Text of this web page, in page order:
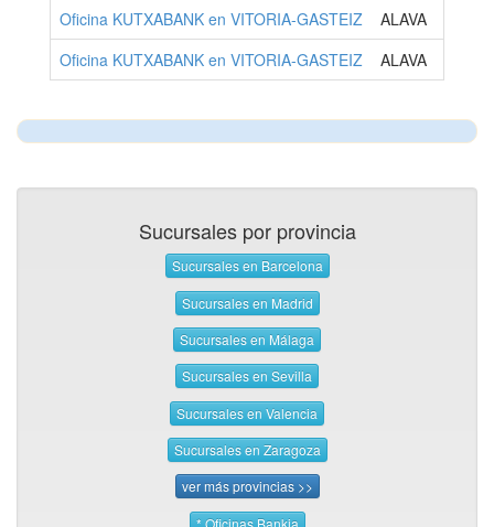
Oficina KUTXABANK en VITORIA-GASTEIZ
ALAVA
Oficina KUTXABANK en VITORIA-GASTEIZ
ALAVA
Sucursales por provincia
Sucursales en Barcelona
Sucursales en Madrid
Sucursales en Málaga
Sucursales en Sevilla
Sucursales en Valencia
Sucursales en Zaragoza
ver más provincias >>
* Oficinas Bankia